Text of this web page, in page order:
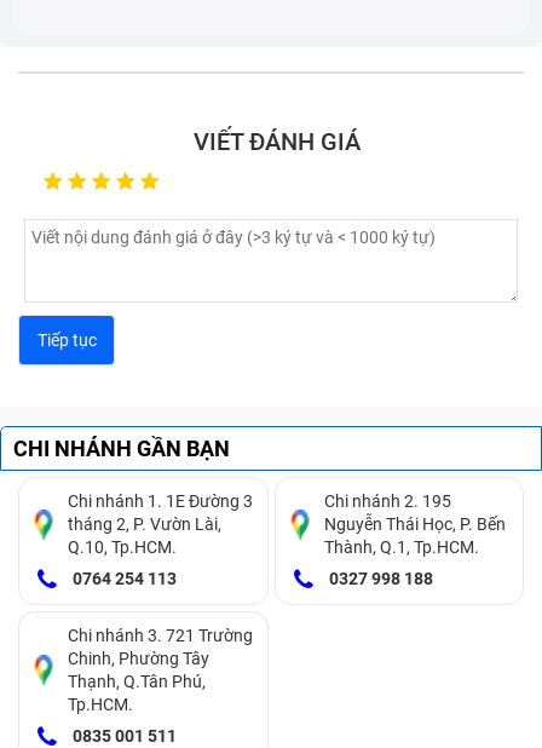
Camera điện thoại Trước Vivo Y20 bị mờ
Hình ảnh sau khi chụp xong có chất lượng quá kém.
Không thể lưu ảnh sau khi đã chụp xong.
Không thể sử dụng ứng dụng camera.
VIẾT ĐÁNH GIÁ
CHI NHÁNH GẦN BẠN
Chi nhánh 1. 1E Đường 3
tháng 2, P. Vườn Lài,
Q.10, Tp.HCM.
0764 254 113
Chi nhánh 2. 195
Nguyễn Thái Học, P. Bến
Thành, Q.1, Tp.HCM.
0327 998 188
Chi nhánh 3. 721 Trường
Chinh, Phường Tây
Thạnh, Q.Tân Phú,
Tp.HCM.
0835 001 511